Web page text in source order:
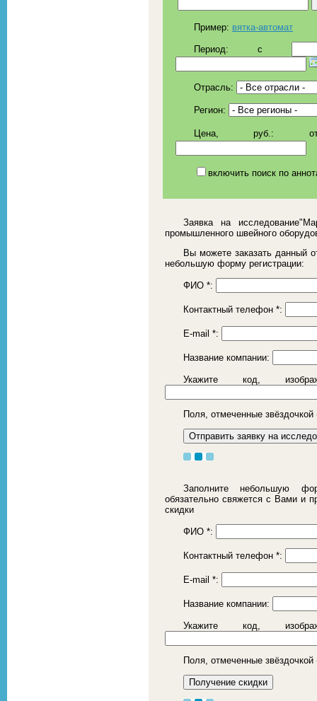
Пример: вятка-автомат
Период: c
Отрасль:
Регион:
Цена, руб.:
включить поиск по
Заявка на
промышленного швейного
Вы можете заказать данный
небольшую форму регистрации:
ФИО *:
Контактный телефон *:
E-mail *:
Название компании:
Укажите код,
Поля, отмеченные звёздочкой
Заполните небольшую
обязательно свяжется с Вами и
скидки
ФИО *:
Контактный телефон *:
E-mail *:
Название компании:
Укажите код,
Поля, отмеченные звёздочкой